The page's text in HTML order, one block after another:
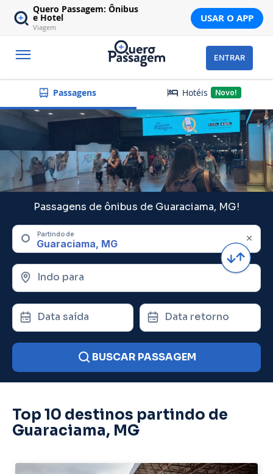
Quero Passagem: Ônibus
e Hotel
Viagem
USAR O APP
ENTRAR
Passagens Hotéis Novo!
Passagens de ônibus de Guaraciama, MG!
Partindo de
Indo para
Data saída Data retorno
BUSCAR PASSAGEM
Top 10 destinos partindo de
Guaraciama, MG